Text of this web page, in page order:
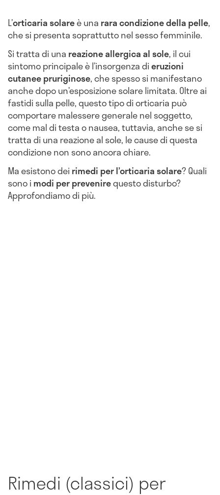
L’orticaria solareè una rara condizione della pelle,
che si presenta soprattutto nel sesso femminile.
Si tratta di una reazione allergica al sole, il cui
sintomo principale è l’insorgenza dieruzioni
cutanee pruriginose, che spesso si manifestano
anche dopo un’esposizione solare limitata. Oltre ai
fastidi sulla pelle, questo tipo di orticaria può
comportare malessere generale nel soggetto,
come mal di testa o nausea, tuttavia, anche se si
tratta di una reazione al sole, le cause di questa
condizione non sono ancora chiare.
Ma esistono dei rimedi per l’orticaria solare? Quali
sono i modi per prevenirequesto disturbo?
Approfondiamo di più.
Rimedi (classici) per